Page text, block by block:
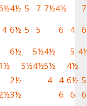
4½ 5 7 7½4½
7
4 6½ 5 5 6 4 6
6½ 5½4½ 5
5½4½5½
4½
2½ 4 4 6½ 5
3½ 6 6
6